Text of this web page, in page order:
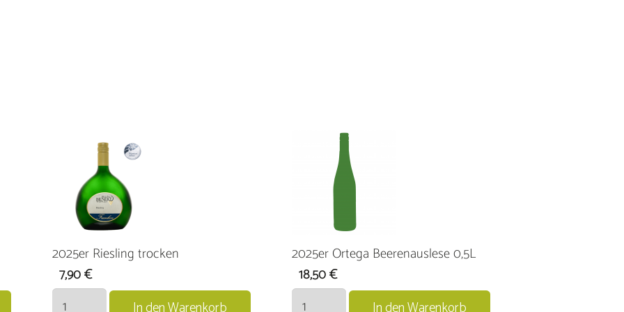
2025er Riesling trocken
7,90€
2025er
2025er Ortega Beerenauslese 0,5L
18,50€
2025er